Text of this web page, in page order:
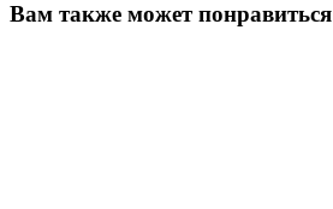
Вам также может понравиться